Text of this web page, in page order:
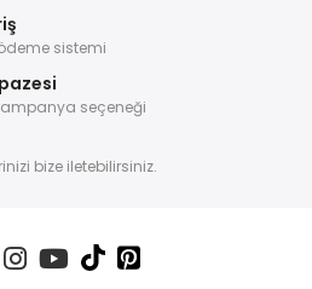
sistemi
seçeneği
bize iletebilirsiniz.